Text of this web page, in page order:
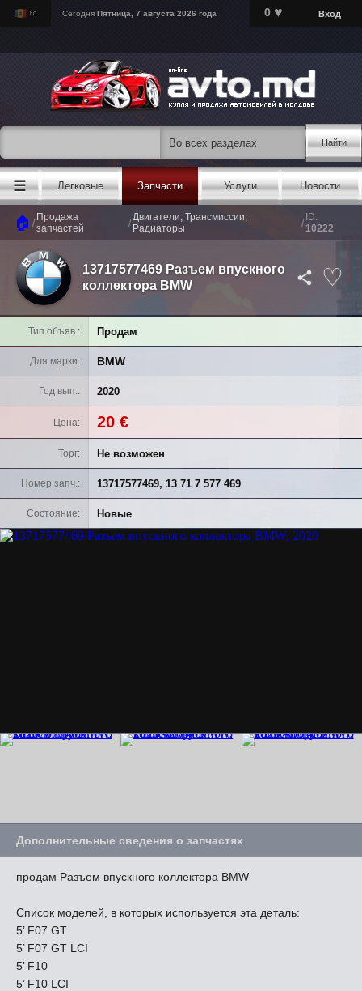
Сегодня Пятница, 7 августа 2026 года 0 ♥ Вход
Найти
☰ Легковые Запчасти Услуги Новости
🏠 / Продажа
запчастей
/Двигатели, Трансмиссии,
Радиаторы
/ ID:
10222
13717577469 Разъем впускного
коллектора BMW
Тип объяв. Продам
Для марки BMW
Год вып. 2020
Цена 20 €
Торг Не возможен
Номер запч. 13717577469, 13 71 7 577 469
Состояние Новые
Дополнительные сведения о запчастях
продам Разъем впускного коллектора BMW
Список моделей, в которых используется эта деталь:
5’ F07 GT
5’ F07 GT LCI
5’ F10
5’ F10 LCI